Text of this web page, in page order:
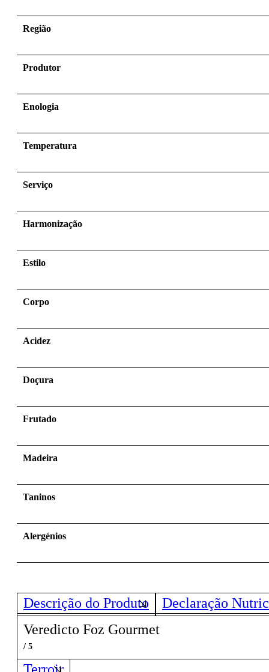
Região
Produtor
Enologia
Temperatura
Serviço
Harmonização
Estilo
Corpo
Acidez
Doçura
Frutado
Madeira
Taninos
Alergénios
Descrição do Produto
Declaração
Veredicto Foz Gourmet
/ 5